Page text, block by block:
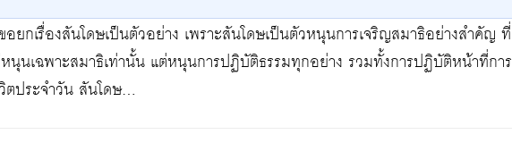
ยกเรื่องสันโดษเป็นตัวอย่าง เพราะสันโดษเป็นตัวหนุนการเจริญสมาธิอย่างสำคัญ ที่
หนุนเฉพาะสมาธิเท่านั้น แต่หนุนการปฏิบัติธรรมทุกอย่าง รวมทั้งการปฏิบัติหน้าที่การ
ตประจำวัน สันโดษ…